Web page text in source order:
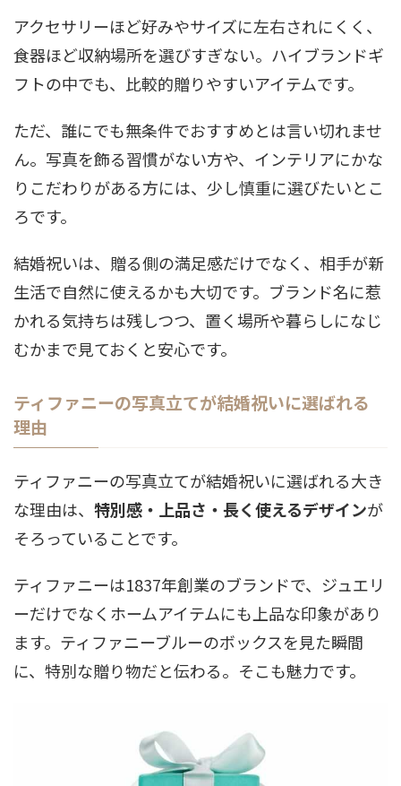
アクセサリーほど好みやサイズに左右されにくく、
食器ほど収納場所を選びすぎない。ハイブランドギ
フトの中でも、比較的贈りやすいアイテムです。
ただ、誰にでも無条件でおすすめとは言い切れませ
ん。写真を飾る習慣がない方や、インテリアにかな
りこだわりがある方には、少し慎重に選びたいとこ
ろです。
結婚祝いは、贈る側の満足感だけでなく、相手が新
生活で自然に使えるかも大切です。ブランド名に惹
かれる気持ちは残しつつ、置く場所や暮らしになじ
むかまで見ておくと安心です。
ティファニーの写真立てが結婚祝いに選ばれる
理由
ティファニーの写真立てが結婚祝いに選ばれる大き
な理由は、 特別感・上品さ・長く使えるデザインが
そろっていることです。
ティファニーは1837年創業のブランドで、ジュエリ
ーだけでなくホームアイテムにも上品な印象があり
ます。ティファニーブルーのボックスを見た瞬間
に、特別な贈り物だと伝わる。そこも魅力です。